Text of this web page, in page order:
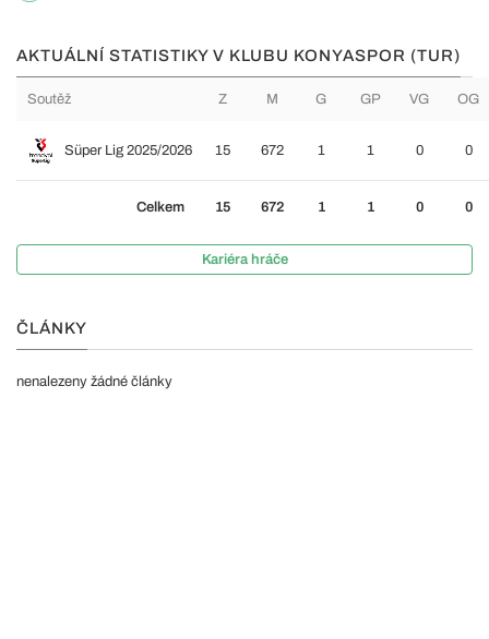
AKTUÁLNÍ STATISTIKY V KLUBU KONYASPOR (TUR)
Soutěž Z M G GP VG OG
Süper Lig 2025/2026 15 672 1 1 0 0
Celkem 15 672 1 1 0 0
Kariéra hráče
ČLÁNKY
nenalezeny žádné články